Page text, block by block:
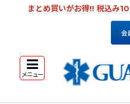
まとめ買いがお得!! 税込み
メニュー